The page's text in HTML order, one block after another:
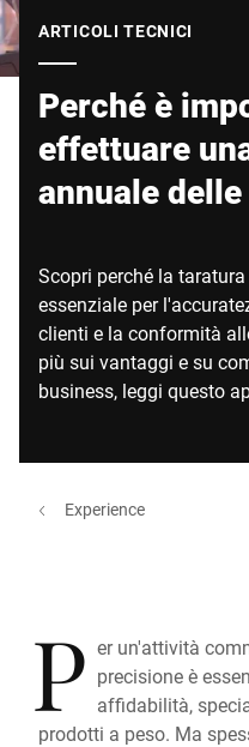
ARTICOLI TECNICI
Perché è
effettuare
annuale
Scopri perché la
essenziale per
clienti e la conformità
più sui vantaggi e su
business, leggi questo
Experience
P er un'attività
precisione è
affidabilità,
prodotti a peso. Ma